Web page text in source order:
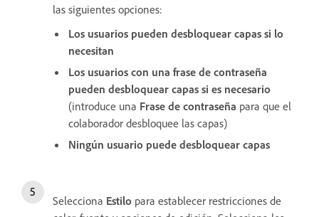
las siguientes opciones:
Los usuarios pueden desbloquear capas si lo
necesitan
Los usuarios con una frase de contraseña
pueden desbloquear capas si es necesario
(introduce una Frase de contraseña para que el
colaborador desbloquee las capas)
Ningún usuario puede desbloquear capas
Selecciona Estilo para establecer restricciones de